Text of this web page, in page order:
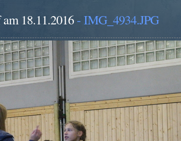
18.11.2016 - IMG_4934.JPG